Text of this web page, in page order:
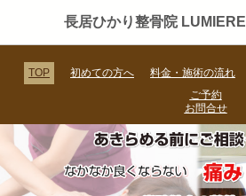
長居ひかり整骨院 LUMIERE
TOP 初めての方へ 料金・施術の流れ
ご予約
お問合せ